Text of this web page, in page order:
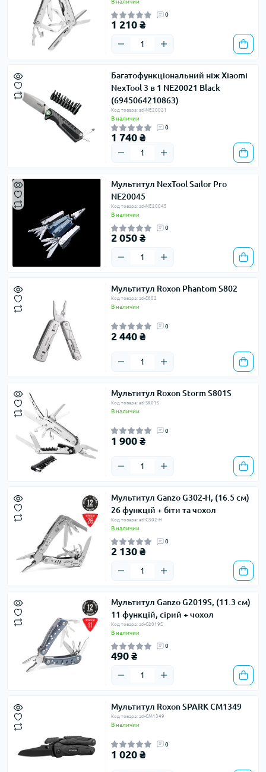
В наличии
0
1 210 ₴
Багатофункціональний ніж Xiaomi
NexTool 3 в 1 NE20021 Black
(6945064210863)
Код товара: atl-NE20021
В наличии
0
1 740 ₴
Мультитул NexTool Sailor Pro
NE20045
Код товара: atl-NE20045
В наличии
0
2 050 ₴
Мультитул Roxon Phantom S802
Код товара: atl-S802
В наличии
0
2 440 ₴
Мультитул Roxon Storm S801S
Код товара: atl-S801S
В наличии
0
1 900 ₴
Мультитул Ganzo G302-H, (16.5 см)
26 функцій + біти та чохол
Код товара: atl-G302-H
В наличии
0
2 130 ₴
Мультитул Ganzo G2019S, (11.3 см)
11 функцій, сірий + чохол
Код товара: atl-G2019S
В наличии
0
490 ₴
Мультитул Roxon SPARK CM1349
Код товара: atl-CM1349
В наличии
0
1 020 ₴